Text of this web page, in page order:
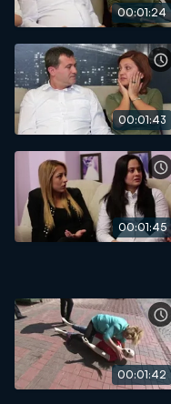
00:01:24
00:01:43
00:01:45
00:01:42